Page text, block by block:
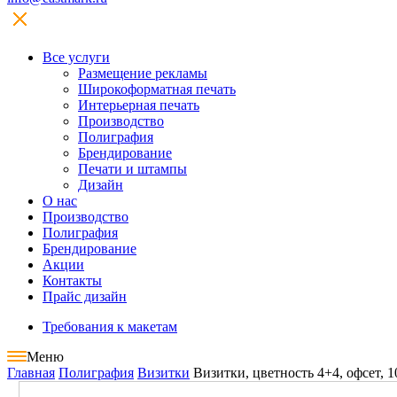
Все услуги
Размещение рекламы
Широкофoрматная печать
Интерьерная печать
Производство
Полиграфия
Брендирование
Печати и штампы
Дизайн
О нас
Производство
Полиграфия
Брендирование
Акции
Контакты
Прайс дизайн
Требования к макетам
Меню
Главная Полиграфия Визитки Визитки, цветность 4+4, офсет,